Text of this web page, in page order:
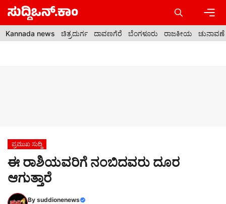
Skip
content
Kannada news ಚಿತ್ರದುರ್ಗ ದಾವಣಗೆರೆ ಬೆಂಗಳೂರು ರಾಜಕೀಯ ಚುನಾವಣೆ
ಪ್ರಮುಖ ಸುದ್ದಿ
ಈ ರಾಶಿಯವರಿಗೆ ನಂಬಿದವರು ದೂರ
ಆಗುತ್ತಾರೆ
By suddionenews